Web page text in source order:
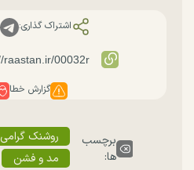
اشتراک گذاری:
گزارش خطا
برچسب
ها:
روشنک گرامی
مد و فشن